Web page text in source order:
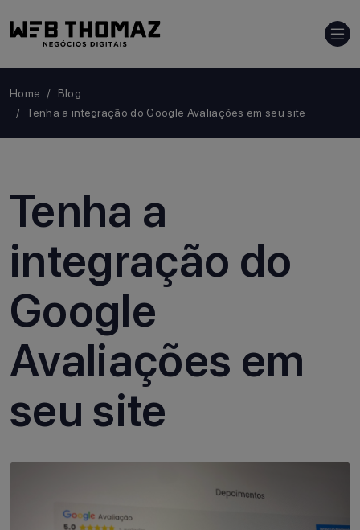
Home
Blog
Tenha a integração do Google Avaliações em seu site
Tenha a
integração do
Google
Avaliações em
seu site